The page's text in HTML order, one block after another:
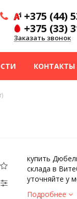
+375 (44)
+375 (33)
Заказать звонок
КОНТАКТЫ
купить
склада в
уточняйте у
Подробнее